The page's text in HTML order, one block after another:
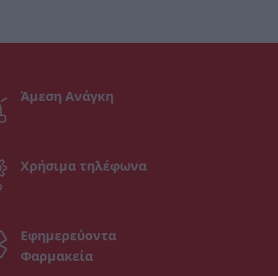
Άμεση Ανάγκη
Χρήσιμα τηλέφωνα
Εφημερεύοντα
Φαρμακεία